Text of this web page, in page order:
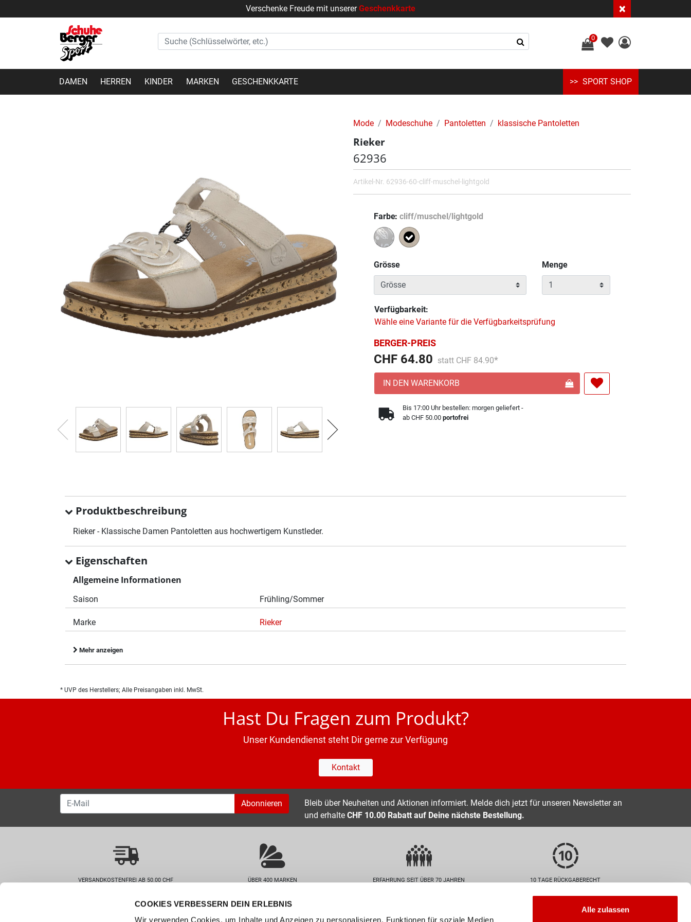
COOKIES VERBESSERN DEIN ERLEBNIS
Wir verwenden Cookies, um Inhalte und Anzeigen zu personalisieren, Funktionen für soziale Medien
Alle zulassen
Verschenke Freude mit unsererGeschenkkarte ×
0
DAMEN HERREN KINDER MARKEN GESCHENKKARTE SPORT SHOP
Mode Modeschuhe Pantoletten klassische Pantoletten
Rieker
62936
Artikel-Nr. 62936-60-cliff-muschel-lightgold
Farbe cliff/muschel/lightgold
Grösse
Menge
Verfügbarkeit:
Wähle eine Variante für die Verfügbarkeitsprüfung
BERGER-PREIS
CHF 64.80 Preis reduziert von
statt CHF 84.90
An
IN DEN WARENKORB
Bis 17:00 Uhr bestellen: morgen geliefert -
ab CHF 50.00portofrei
Produktbeschreibung
Rieker - Klassische Damen Pantoletten aus hochwertigem Kunstleder.
Eigenschaften
Allgemeine Informationen
Saison Frühling/Sommer
Marke Rieker
Mehr anzeigen
* UVP des Herstellers; Alle Preisangaben inkl. MwSt.
Hast Du Fragen zum Produkt?
Unser Kundendienst steht Dir gerne zur Verfügung
Kontakt
Abonnieren
Bleib über Neuheiten und Aktionen informiert. Melde dich jetzt für unseren Newsletter an
und erhalte CHF 10.00 Rabatt auf Deine nächste Bestellung.
VERSANDKOSTENFREI AB 50.00 CHF ÜBER 400 MARKEN ERFAHRUNG SEIT ÜBER 70 JAHREN 10 TAGE RÜCKGABERECHT
Wie können wir helfen? Kundenservice